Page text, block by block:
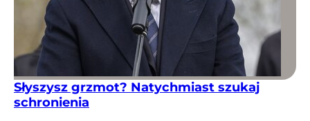
Słyszysz grzmot? Natychmiast szukaj
schronienia